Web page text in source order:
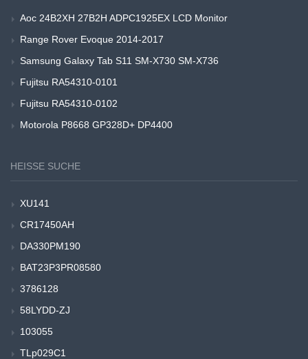
Aoc 24B2XH 27B2H ADPC1925EX LCD Monitor
Range Rover Evoque 2014-2017
Samsung Galaxy Tab S11 SM-X730 SM-X736
Fujitsu RA54310-0101
Fujitsu RA54310-0102
Motorola P8668 GP328D+ DP4400
HEISSE SUCHE
XU141
CR17450AH
DA330PM190
BAT23P3PR08580
3786128
58LYDD-ZJ
103055
TLp029C1